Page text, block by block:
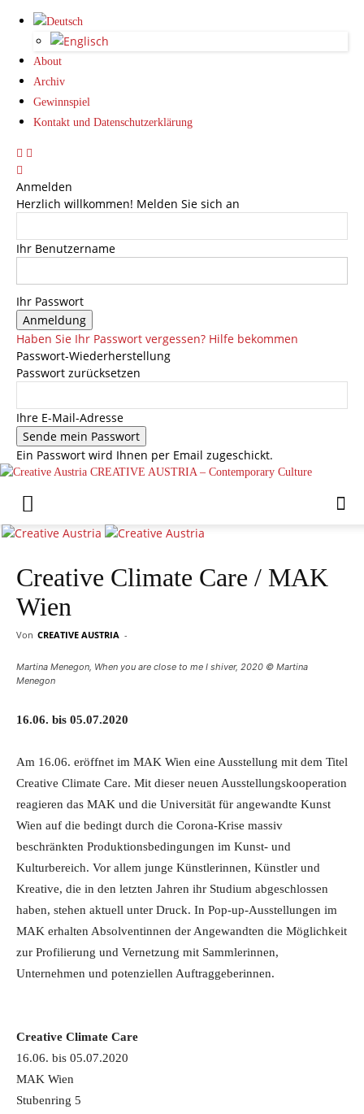
About
Archiv
Gewinnspiel
Kontakt und Datenschutzerklärung
Anmelden
Herzlich willkommen! Melden Sie sich an
Ihr Benutzername
Ihr Passwort
Haben Sie Ihr Passwort vergessen? Hilfe bekommen
Passwort-Wiederherstellung
Passwort zurücksetzen
Ihre E-Mail-Adresse
Ein Passwort wird Ihnen per Email zugeschickt.
CREATIVE AUSTRIA – Contemporary Culture
Creative Climate Care / MAK
Wien
Von CREATIVE AUSTRIA -
Martina Menegon, When you are close to me I shiver, 2020 © Martina
Menegon
16.06. bis 05.07.2020
Am 16.06. eröffnet im MAK Wien eine Ausstellung mit dem Titel
Creative Climate Care. Mit dieser neuen Ausstellungskooperation
reagieren das MAK und die Universität für angewandte Kunst
Wien auf die bedingt durch die Corona-Krise massiv
beschränkten Produktionsbedingungen im Kunst- und
Kulturbereich. Vor allem junge Künstlerinnen, Künstler und
Kreative, die in den letzten Jahren ihr Studium abgeschlossen
haben, stehen aktuell unter Druck. In Pop-up-Ausstellungen im
MAK erhalten Absolventinnen der Angewandten die Möglichkeit
zur Profilierung und Vernetzung mit Sammlerinnen,
Unternehmen und potenziellen Auftraggeberinnen.
Creative Climate Care
16.06. bis 05.07.2020
MAK Wien
Stubenring 5